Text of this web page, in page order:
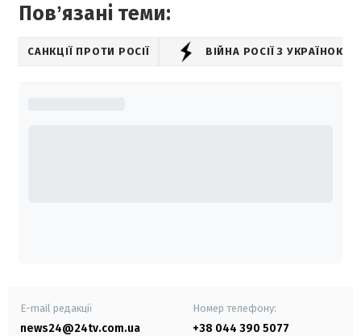
Повʼязані теми:
САНКЦІЇ ПРОТИ РОСІЇ ВІЙНА РОСІЇ З УКРАЇНОЮ
E-mail редакції
news24@24tv.com.ua
Номер телефону:
+38 044 390 5077